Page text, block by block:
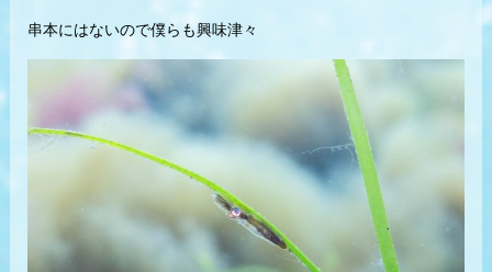
串本にはないので僕らも興味津々